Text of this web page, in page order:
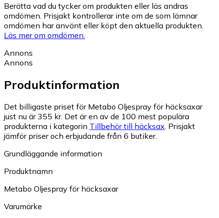
Berätta vad du tycker om produkten eller läs andras
omdömen. Prisjakt kontrollerar inte om de som lämnar
omdömen har använt eller köpt den aktuella produkten.
Läs mer om omdömen.
Annons
Annons
Produktinformation
Det billigaste priset för Metabo Oljespray för häcksaxar
just nu är 355 kr. Det är en av de 100 mest populära
produkterna i kategorin Tillbehör till häcksax Prisjakt
jämför priser och erbjudande från 6 butiker.
Grundläggande information
Produktnamn
Metabo Oljespray för häcksaxar
Varumärke